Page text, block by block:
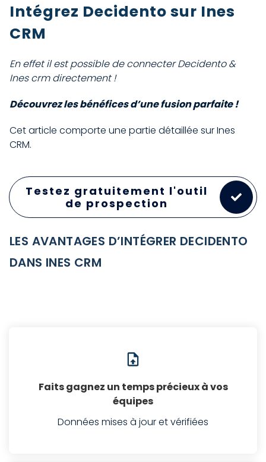
Intégrez Decidento sur Ines
CRM
En effet il est possible de connecter Decidento &
Ines crm directement !
Découvrez les bénéfices d’une fusion parfaite !
Cet article comporte une partie détaillée sur Ines
CRM.
Testez gratuitement l'outil
de prospection
LES AVANTAGES D’INTÉGRER DECIDENTO
DANS INES CRM
Faits gagnez un temps précieux à vos
équipes
Données mises à jour et vérifiées